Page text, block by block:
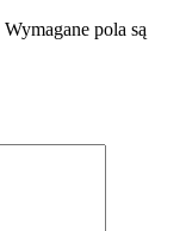
Wymagane pola są